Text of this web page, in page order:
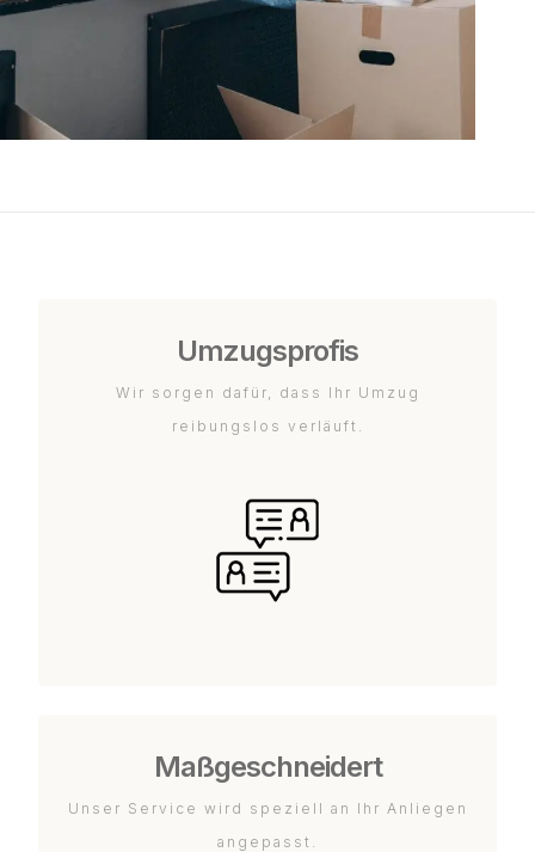
Umzugsprofis
Wir sorgen dafür, dass Ihr Umzug
reibungslos verläuft.
Maßgeschneidert
Unser Service wird speziell an Ihr Anliegen
angepasst.